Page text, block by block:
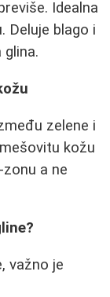
Idealna
Deluje blago i
zelene i
kožu
a ne
važno je